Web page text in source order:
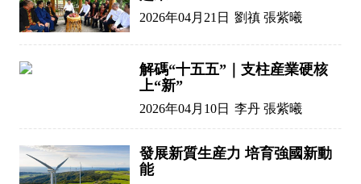
2026年04月21日 劉禛 張紫曦
解碼“十五五”｜支柱産業硬核
上“新”
2026年04月10日 李丹 張紫曦
發展新質生産力 培育強國新動
能